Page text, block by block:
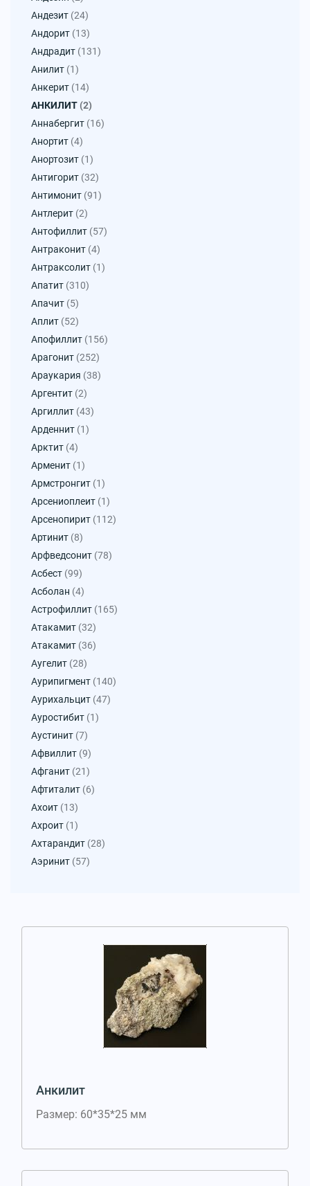
Андезит (24)
Андорит (13)
Андрадит (131)
Анилит (1)
Анкерит (14)
АНКИЛИТ (2)
Аннабергит (16)
Анортит (4)
Анортозит (1)
Антигорит (32)
Антимонит (91)
Антлерит (2)
Антофиллит (57)
Антраконит (4)
Антраксолит (1)
Апатит (310)
Апачит (5)
Аплит (52)
Апофиллит (156)
Арагонит (252)
Араукария (38)
Аргентит (2)
Аргиллит (43)
Арденнит (1)
Арктит (4)
Арменит (1)
Армстронгит (1)
Арсениоплеит (1)
Арсенопирит (112)
Артинит (8)
Арфведсонит (78)
Асбест (99)
Асболан (4)
Астрофиллит (165)
Атакамит (32)
Атакамит (36)
Аугелит (28)
Аурипигмент (140)
Аурихальцит (47)
Ауростибит (1)
Аустинит (7)
Афвиллит (9)
Афганит (21)
Афтиталит (6)
Ахоит (13)
Ахроит (1)
Ахтарандит (28)
Аэринит (57)
Анкилит
Размер: 60*35*25 мм